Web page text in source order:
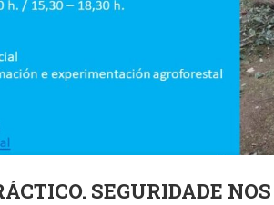
SEGURIDADE